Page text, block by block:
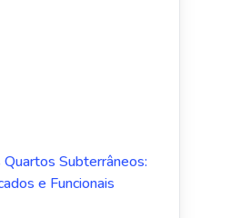
Subterrâneos:
e Funcionais